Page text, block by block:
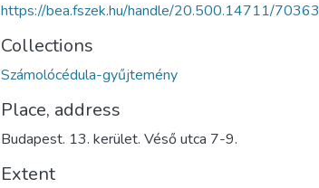
https://bea.fszek.hu/handle/20.500.14711/70363
Collections
Számolócédula-gyűjtemény
Place, address
Budapest. 13. kerület. Véső utca 7-9.
Extent